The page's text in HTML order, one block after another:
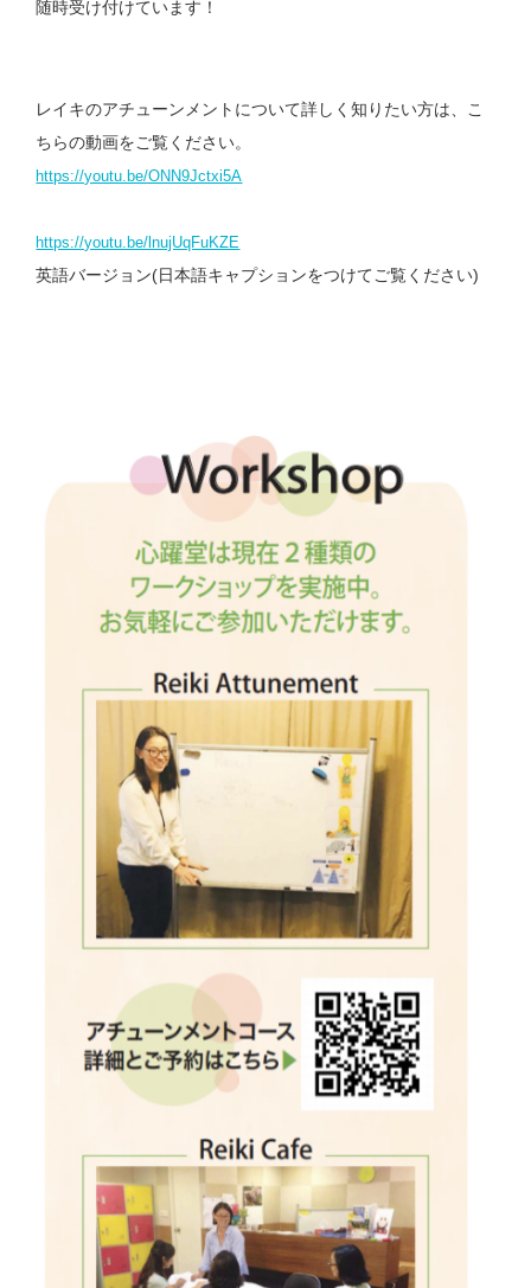
随時受け付けています！
レイキのアチューンメントについて詳しく知りたい方は、こ
ちらの動画をご覧ください。
https://youtu.be/ONN9Jctxi5A
https://youtu.be/lnujUqFuKZE
英語バージョン(日本語キャプションをつけてご覧ください)